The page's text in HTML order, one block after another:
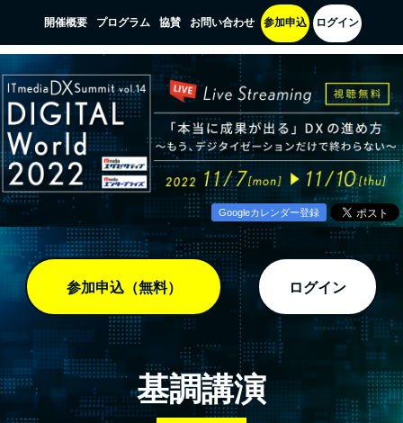
開催概要 プログラム 協賛 お問い合わせ 参加申込 ログイン
Googleカレンダー登録
参加申込（無料） ログイン
基調講演